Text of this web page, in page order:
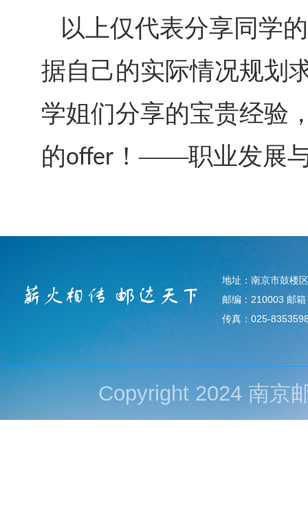
以上仅代表分享同学
据自己的实际情况规划
学姐们分享的宝贵经验
的offer ！——职业发展
地址：南京市鼓楼
邮编：210003 邮
传真：025-
Copyright 2024 南京